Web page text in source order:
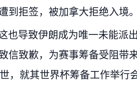
到拒签，被加拿大拒绝入境。
也导致伊朗成为唯一未能派
信致歉，为赛事筹备受阻带
，就其世界杯筹备工作举行会